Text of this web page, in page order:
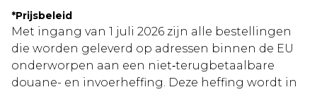
*Prijsbeleid
Met ingang van 1 juli 2026 zijn alle bestellingen
die worden geleverd op adressen binnen de EU
onderworpen aan een niet‑terugbetaalbare
douane- en invoerheffing. Deze heffing wordt in